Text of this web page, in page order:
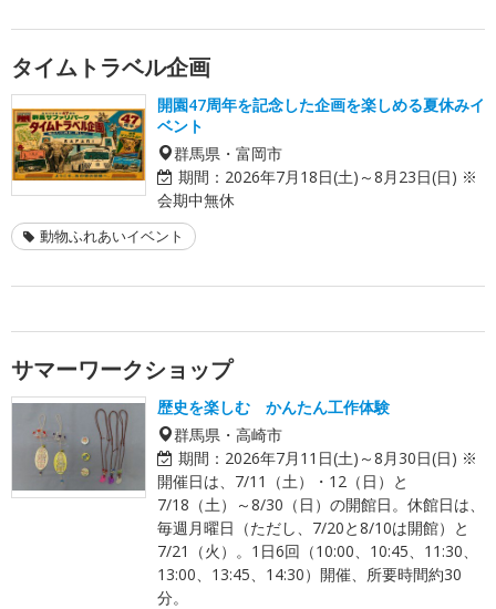
タイムトラベル企画
開園47周年を記念した企画を楽しめる夏休みイ
ベント
群馬県・富岡市
期間： 2026年7月18日(土)～8月23日(日) ※
会期中無休
動物ふれあいイベント
サマーワークショップ
歴史を楽しむ かんたん工作体験
群馬県・高崎市
期間： 2026年7月11日(土)～8月30日(日) ※
開催日は、7/11（土）・12（日）と
7/18（土）～8/30（日）の開館日。休館日は、
毎週月曜日（ただし、7/20と8/10は開館）と
7/21（火）。1日6回（10:00、10:45、11:30、
13:00、13:45、14:30）開催、所要時間約30
分。